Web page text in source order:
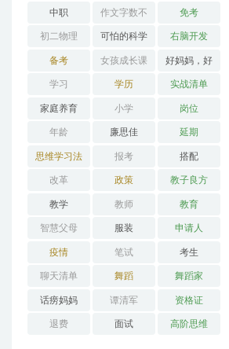
中职 作文字数不
够
免考
初二物理 可怕的科学 右脑开发
备考 女孩成长课
堂
好妈妈，好
办法
学习 学历 实战清单
家庭养育 小学 岗位
年龄 廉思佳 延期
思维学习法 报考 搭配
改革 政策 教子良方
教学 教师 教育
智慧父母 服装 申请人
疫情 笔试 考生
聊天清单 舞蹈 舞蹈家
话痨妈妈 谭清军 资格证
退费 面试 高阶思维